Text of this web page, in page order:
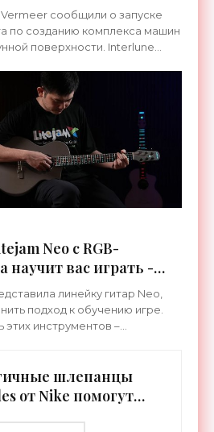
сообщили о запуске
по созданию комплекса машин
поверхности. Interlune
Neo с RGB-
научит вас играть -
линейку гитар Neo,
подход к обучению игре.
этих инструментов –
шлепанцы
от Nike помогут